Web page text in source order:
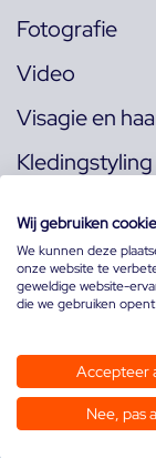
Fotografie
Video
Visagie en
Kledingstyling
Volg ons op:
Wij gebruiken
We kunnen deze
onze website te
geweldige website-
die we gebruiken
Accepteer
Nee, pas